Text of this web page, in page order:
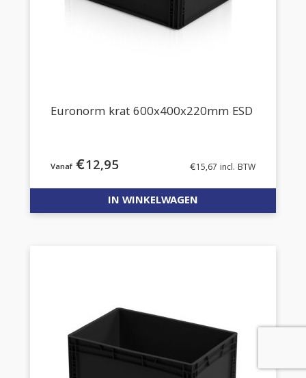
Euronorm krat 600x400x220mm ESD
€12,95 €15,67 incl. BTW
IN WINKELWAGEN